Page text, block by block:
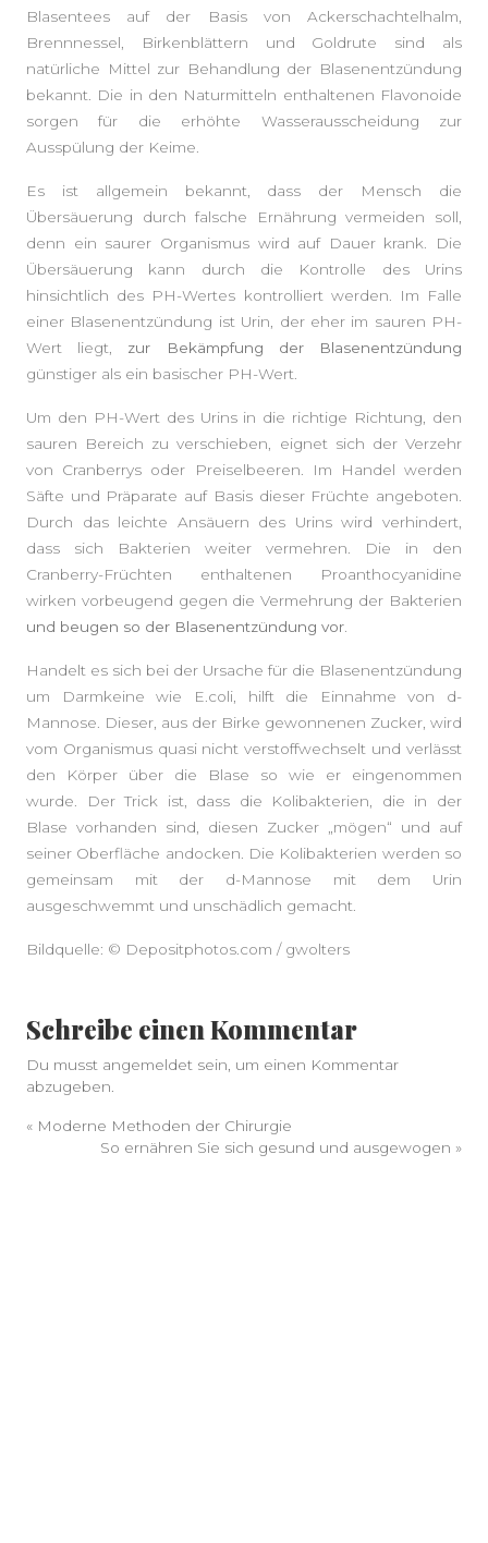
Blasentees auf der Basis von Ackerschachtelhalm,
Brennnessel, Birkenblättern und Goldrute sind als
natürliche Mittel zur Behandlung der Blasenentzündung
bekannt. Die in den Naturmitteln enthaltenen Flavonoide
sorgen für die erhöhte Wasserausscheidung zur
Ausspülung der Keime.
Es ist allgemein bekannt, dass der Mensch die
Übersäuerung durch falsche Ernährung vermeiden soll,
denn ein saurer Organismus wird auf Dauer krank. Die
Übersäuerung kann durch die Kontrolle des Urins
hinsichtlich des PH-Wertes kontrolliert werden. Im Falle
einer Blasenentzündung ist Urin, der eher im sauren PH-
Wert liegt, zur Bekämpfung der Blasenentzündung
günstiger als ein basischer PH-Wert.
Um den PH-Wert des Urins in die richtige Richtung, den
sauren Bereich zu verschieben, eignet sich der Verzehr
von Cranberrys oder Preiselbeeren. Im Handel werden
Säfte und Präparate auf Basis dieser Früchte angeboten.
Durch das leichte Ansäuern des Urins wird verhindert,
dass sich Bakterien weiter vermehren. Die in den
Cranberry-Früchten enthaltenen Proanthocyanidine
wirken vorbeugend gegen die Vermehrung der Bakterien
und beugen so der Blasenentzündung vor.
Handelt es sich bei der Ursache für die Blasenentzündung
um Darmkeine wie E.coli, hilft die Einnahme von d-
Mannose. Dieser, aus der Birke gewonnenen Zucker, wird
vom Organismus quasi nicht verstoffwechselt und verlässt
den Körper über die Blase so wie er eingenommen
wurde. Der Trick ist, dass die Kolibakterien, die in der
Blase vorhanden sind, diesen Zucker „mögen“ und auf
seiner Oberfläche andocken. Die Kolibakterien werden so
gemeinsam mit der d-Mannose mit dem Urin
ausgeschwemmt und unschädlich gemacht.
Bildquelle: © Depositphotos.com / gwolters
Schreibe einen Kommentar
Du musst angemeldet sein, um einen Kommentar
abzugeben.
« Moderne Methoden der Chirurgie
So ernähren Sie sich gesund und ausgewogen »